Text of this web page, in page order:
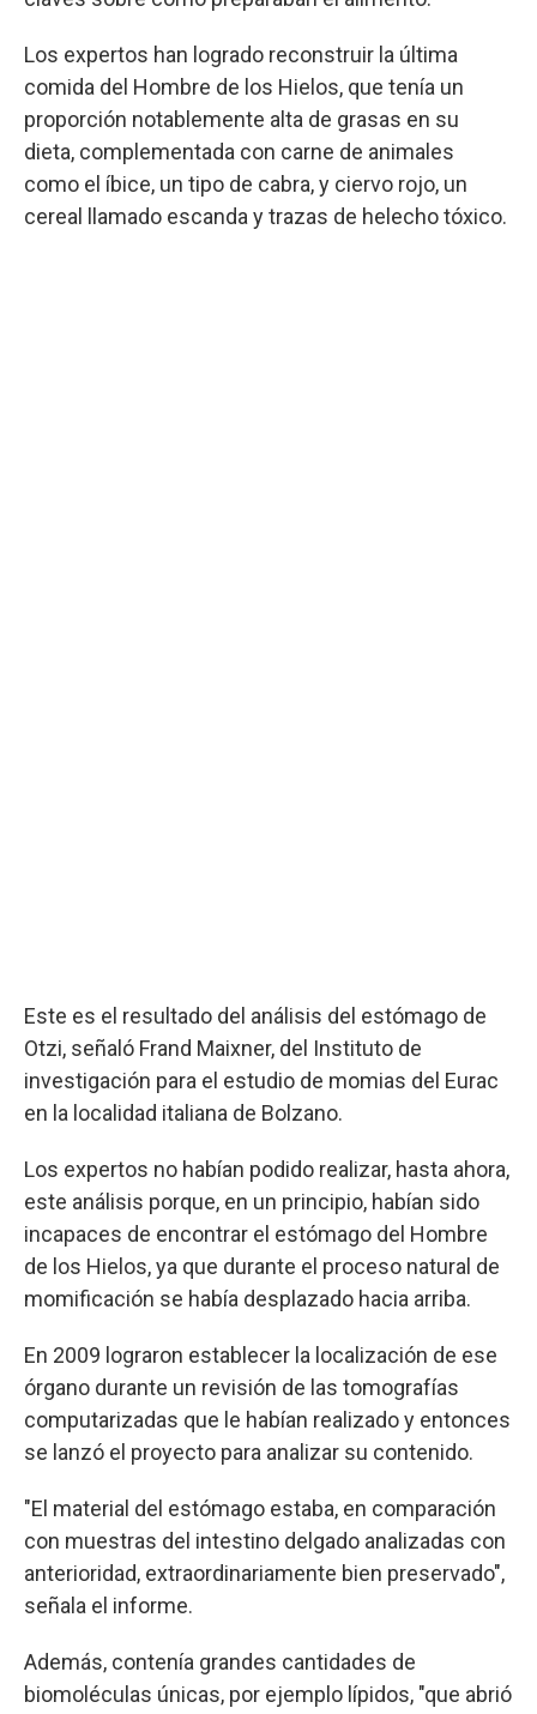
Los expertos han logrado reconstruir la última
comida del Hombre de los Hielos, que tenía un
proporción notablemente alta de grasas en su
dieta, complementada con carne de animales
como el íbice, un tipo de cabra, y ciervo rojo, un
cereal llamado escanda y trazas de helecho tóxico.
Este es el resultado del análisis del estómago de
Otzi, señaló Frand Maixner, del Instituto de
investigación para el estudio de momias del Eurac
en la localidad italiana de Bolzano.
Los expertos no habían podido realizar, hasta ahora,
este análisis porque, en un principio, habían sido
incapaces de encontrar el estómago del Hombre
de los Hielos, ya que durante el proceso natural de
momificación se había desplazado hacia arriba.
En 2009 lograron establecer la localización de ese
órgano durante un revisión de las tomografías
computarizadas que le habían realizado y entonces
se lanzó el proyecto para analizar su contenido.
"El material del estómago estaba, en comparación
con muestras del intestino delgado analizadas con
anterioridad, extraordinariamente bien preservado",
señala el informe.
Además, contenía grandes cantidades de
biomoléculas únicas, por ejemplo lípidos, "que abrió